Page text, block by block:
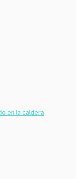
en la caldera